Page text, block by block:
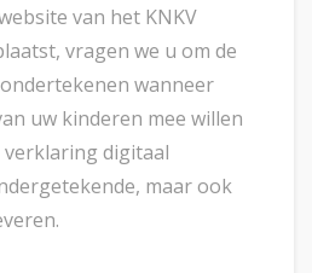
van het KNKV
vragen we u om de
wanneer
uw kinderen mee willen
verklaring digitaal
maar ook